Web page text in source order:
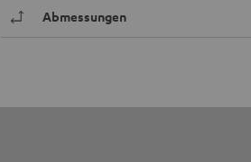
Abmessungen